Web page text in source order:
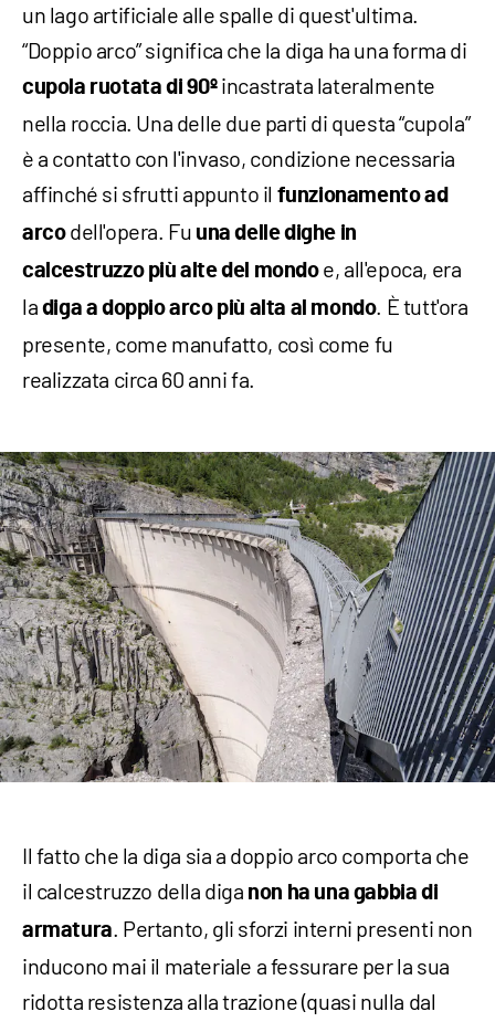
un lago artificiale alle spalle di quest'ultima.
“Doppio arco” significa che la diga ha una forma di
cupola ruotata di 90ºincastrata lateralmente
nella roccia. Una delle due parti di questa “cupola”
è a contatto con l'invaso, condizione necessaria
affinché si sfrutti appunto il funzionamento ad
arcodell'opera. Fu una delle dighe in
calcestruzzo più alte del mondoe, all'epoca, era
la diga a doppio arco più alta al mondo. È tutt'ora
presente, come manufatto, così come fu
realizzata circa 60 anni fa.
Il fatto che la diga sia a doppio arco comporta che
il calcestruzzo della diga non ha una gabbia di
armatura. Pertanto, gli sforzi interni presenti non
inducono mai il materiale a fessurare per la sua
ridotta resistenza alla trazione (quasi nulla dal